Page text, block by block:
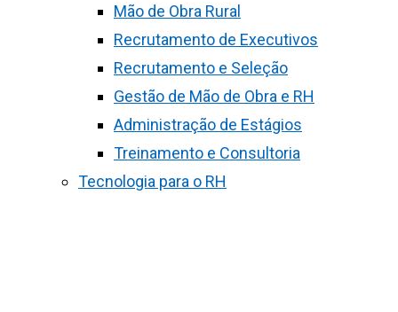
Mão de Obra Rural
Recrutamento de Executivos
Recrutamento e Seleção
Gestão de Mão de Obra e RH
Administração de Estágios
Treinamento e Consultoria
Tecnologia para o RH